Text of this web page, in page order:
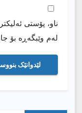
ناو، پۆستی
لەم وێبگەڕە بۆ